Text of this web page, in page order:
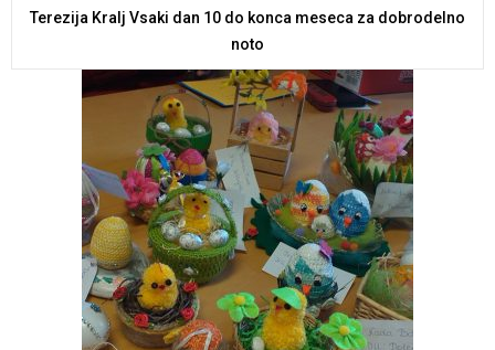
Terezija Kralj Vsaki dan 10 do konca meseca za dobrodelno
noto